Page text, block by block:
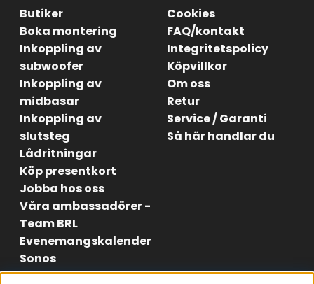
Butiker
Boka montering
Inkoppling av
subwoofer
Inkoppling av
midbasar
Inkoppling av
slutsteg
Lådritningar
Köp presentkort
Jobba hos oss
Våra ambassadörer -
Team BRL
Evenemangskalender
Sonos
Cookies
FAQ/kontakt
Integritetspolicy
Köpvillkor
Om oss
Retur
Service / Garanti
Så här handlar du